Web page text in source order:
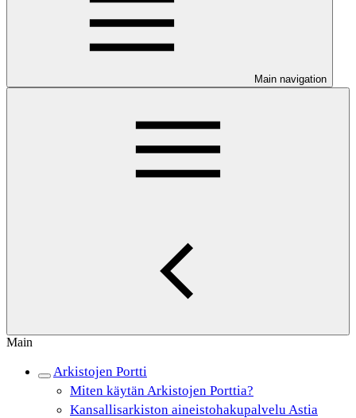
Main navigation
Main
Arkistojen Portti
Miten käytän Arkistojen Porttia?
Kansallisarkiston aineistohakupalvelu Astia